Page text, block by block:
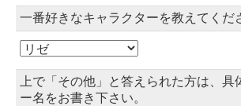
一番好きなキャラクターを教えてくだ
上で「その他」と答えられた方は、具
ー名をお書き下さい。